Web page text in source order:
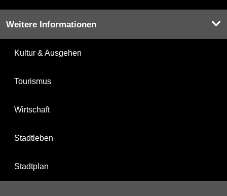
Weitere Informationen
Kultur & Ausgehen
Tourismus
Wirtschaft
Stadtleben
Stadtplan